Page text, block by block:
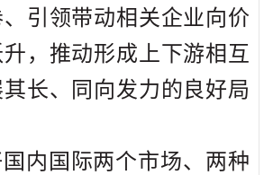
引领带动相关企业向价
，推动形成上下游相互
长、同向发力的良好局
内国际两个市场、两种